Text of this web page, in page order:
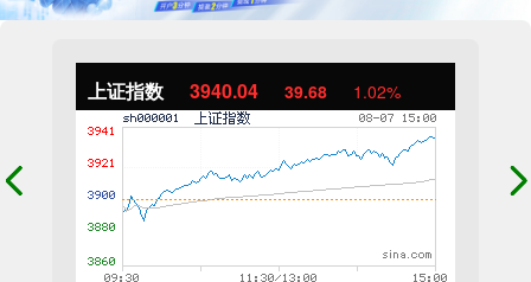
上证指数 3940.04 39.68 1.02%